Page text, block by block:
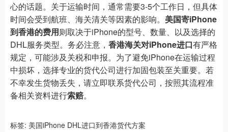
心的话题。关于运输时间，通常需要3-5个工作日，但具体
时间会受到航班、海关清关等因素的影响。 美国寄iPhone
到香港的费用则取决于iPhone的型号、数量、以及选择的
DHL服务类型。务必注意， 香港海关对iPhone进口有严格
规定，可能涉及关税和申报。为了避免iPhone在运输过程
中损坏，选择专业的货代公司进行加固包装至关重要。若
不幸发生货物丢失，请立即联系货代公司，按照其流程准
备相关资料进行索赔。
标签: 美国iPhone DHL进口到香港货代方案